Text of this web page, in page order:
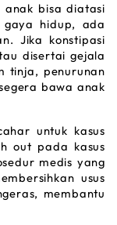
anak bisa diatasi
hidup, ada
Jika konstipasi
disertai gejala
tinja, penurunan
bawa anak
untuk kasus
out pada kasus
medis yang
usus
membantu